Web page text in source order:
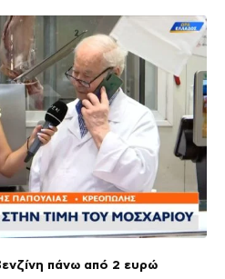
πάνω από 2 ευρώ